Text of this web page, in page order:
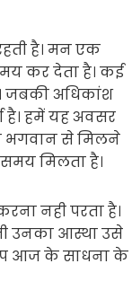
है। मन एक
मय कर देता है। कई
जबकी अधिकांश
है। हमें यह अवसर
भगवान से मिलने
मिलता है।
नही परता है।
उनका आस्था उसे
आज के साधना के